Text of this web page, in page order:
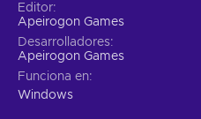
Editor
Apeirogon Games
Desarrolladores
Apeirogon Games
Funciona en
Windows